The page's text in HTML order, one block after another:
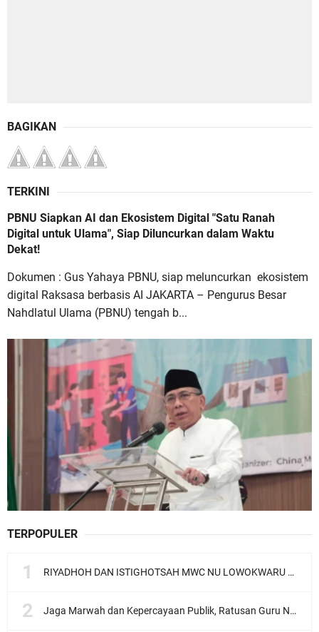
BAGIKAN
TERKINI
PBNU Siapkan AI dan Ekosistem Digital "Satu Ranah
Digital untuk Ulama", Siap Diluncurkan dalam Waktu
Dekat!
Dokumen : Gus Yahaya PBNU, siap meluncurkan ekosistem
digital Raksasa berbasis AI JAKARTA – Pengurus Besar
Nahdlatul Ulama (PBNU) tengah b...
TERPOPULER
RIYADHOH DAN ISTIGHOTSAH MWC NU LOWOKWARU Menyambut Muktamar NU ke-35, Meneguhkan Sanad Laku Para Muassis
Jaga Marwah dan Kepercayaan Publik, Ratusan Guru Ngaji Kota Malang Serukan Deklarasi Ramah Anak